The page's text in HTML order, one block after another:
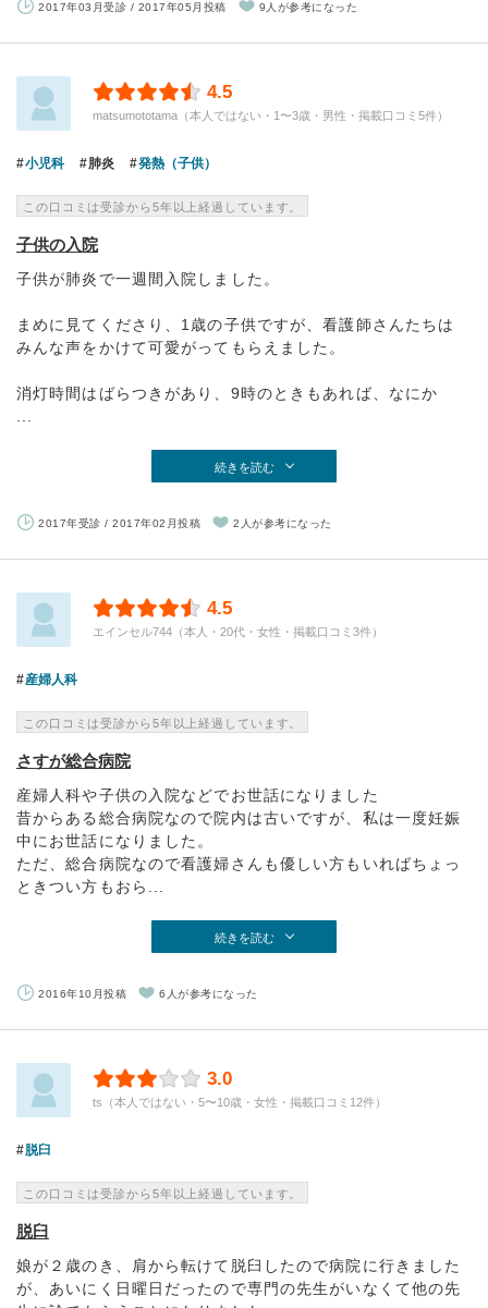
2017年03月受診 / 2017年05月投稿 9人が参考になった
4.5
matsumototama（本人ではない・1〜3歳・男性・掲載口コミ5件）
小児科 肺炎 発熱（子供）
この口コミは受診から5年以上経過しています。
子供の入院
子供が肺炎で一週間入院しました。
まめに見てくださり、1歳の子供ですが、看護師さんたちは
みんな声をかけて可愛がってもらえました。
消灯時間はばらつきがあり、9時のときもあれば、なにか
続きを読む
2017年受診 / 2017年02月投稿 2人が参考になった
4.5
エインセル744（本人・20代・女性・掲載口コミ3件）
産婦人科
この口コミは受診から5年以上経過しています。
さすが総合病院
産婦人科や子供の入院などでお世話になりました
昔からある総合病院なので院内は古いですが、私は一度妊娠
中にお世話になりました。
ただ、総合病院なので看護婦さんも優しい方もいればちょっ
ときつい方もおら...
続きを読む
2016年10月投稿 6人が参考になった
3.0
ts（本人ではない・5〜10歳・女性・掲載口コミ12件）
脱臼
この口コミは受診から5年以上経過しています。
脱臼
娘が２歳のき、肩から転けて脱臼したので病院に行きました
が、あいにく日曜日だったので専門の先生がいなくて他の先